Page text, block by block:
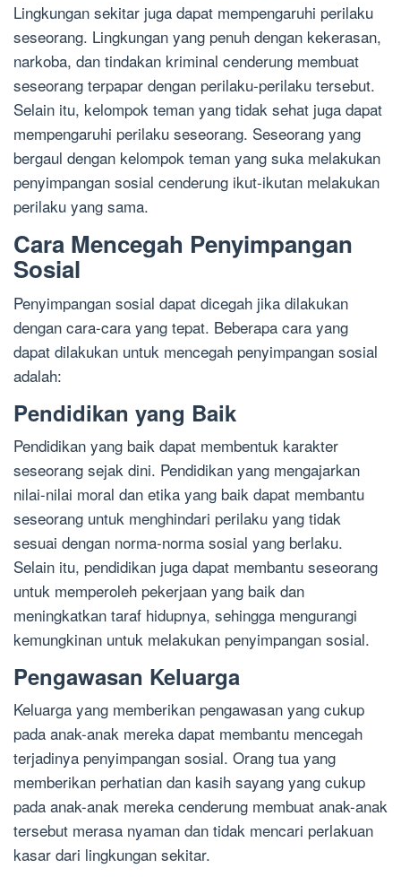
Lingkungan sekitar juga dapat mempengaruhi perilaku
seseorang. Lingkungan yang penuh dengan kekerasan,
narkoba, dan tindakan kriminal cenderung membuat
seseorang terpapar dengan perilaku-perilaku tersebut.
Selain itu, kelompok teman yang tidak sehat juga dapat
mempengaruhi perilaku seseorang. Seseorang yang
bergaul dengan kelompok teman yang suka melakukan
penyimpangan sosial cenderung ikut-ikutan melakukan
perilaku yang sama.
Cara Mencegah Penyimpangan
Sosial
Penyimpangan sosial dapat dicegah jika dilakukan
dengan cara-cara yang tepat. Beberapa cara yang
dapat dilakukan untuk mencegah penyimpangan sosial
adalah:
Pendidikan yang Baik
Pendidikan yang baik dapat membentuk karakter
seseorang sejak dini. Pendidikan yang mengajarkan
nilai-nilai moral dan etika yang baik dapat membantu
seseorang untuk menghindari perilaku yang tidak
sesuai dengan norma-norma sosial yang berlaku.
Selain itu, pendidikan juga dapat membantu seseorang
untuk memperoleh pekerjaan yang baik dan
meningkatkan taraf hidupnya, sehingga mengurangi
kemungkinan untuk melakukan penyimpangan sosial.
Pengawasan Keluarga
Keluarga yang memberikan pengawasan yang cukup
pada anak-anak mereka dapat membantu mencegah
terjadinya penyimpangan sosial. Orang tua yang
memberikan perhatian dan kasih sayang yang cukup
pada anak-anak mereka cenderung membuat anak-anak
tersebut merasa nyaman dan tidak mencari perlakuan
kasar dari lingkungan sekitar.